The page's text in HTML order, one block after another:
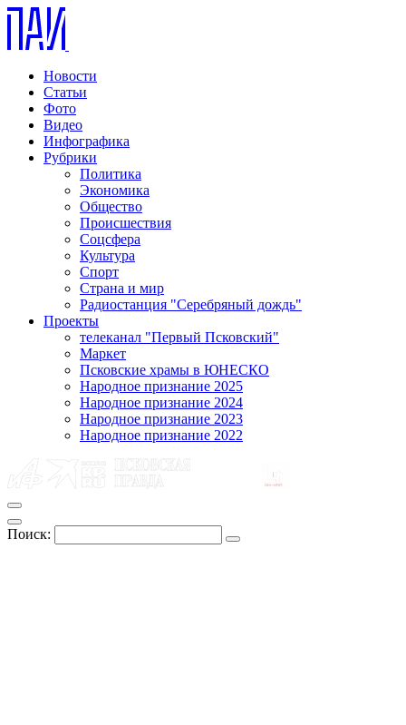
Новости
Статьи
Фото
Видео
Инфографика
Рубрики
Политика
Экономика
Общество
Происшествия
Соцсфера
Культура
Спорт
Страна и мир
Радиостанция "Серебряный дождь"
Проекты
телеканал "Первый Псковский"
Маркет
Псковские храмы в ЮНЕСКО
Народное признание 2025
Народное признание 2024
Народное признание 2023
Народное признание 2022
Поиск: